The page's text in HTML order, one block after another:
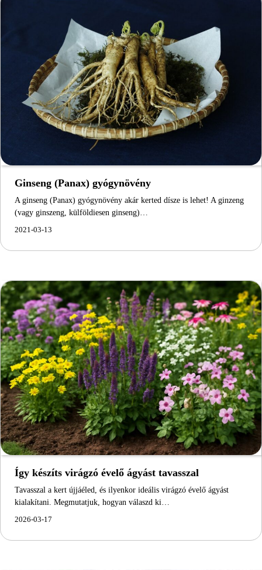
Ginseng (Panax) gyógynövény
A ginseng (Panax) gyógynövény akár kerted dísze is lehet! A ginzeng
(vagy ginszeng, külföldiesen ginseng)…
2021-03-13
Így készíts virágzó évelő ágyást tavasszal
Tavasszal a kert újjáéled, és ilyenkor ideális virágzó évelő ágyást
kialakítani. Megmutatjuk, hogyan válaszd ki…
2026-03-17